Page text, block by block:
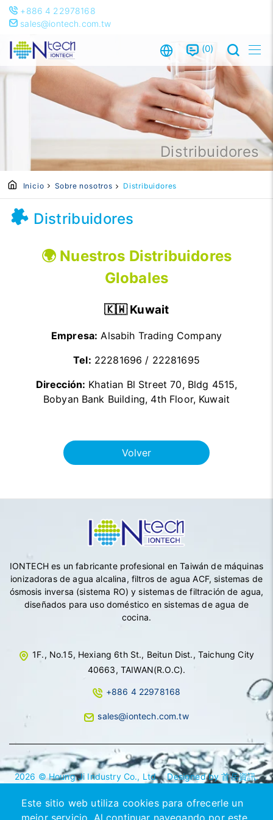
+886 4 22978168
sales@iontech.com.tw
0
Distribuidores
Inicio Sobre nosotros Distribuidores
Distribuidores
🌍 Nuestros Distribuidores
Globales
🇰🇼 Kuwait
Empresa: Alsabih Trading Company
Tel: 22281696 / 22281695
Dirección: Khatian Bl Street 70, Bldg 4515,
Bobyan Bank Building, 4th Floor, Kuwait
Volver
Este sitio web utiliza cookies para ofrecerle un
mejor servicio. Al continuar navegando por este
IONTECH es un fabricante profesional en Taiwán de máquinas
ionizadoras de agua alcalina, filtros de agua ACF, sistemas de
ósmosis inversa (sistema RO) y sistemas de filtración de agua,
diseñados para uso doméstico en sistemas de agua de
cocina.
1F., No.15, Hexiang 6th St., Beitun Dist., Taichung City
40663, TAIWAN(R.O.C).
+886 4 22978168
sales@iontech.com.tw
2026 © Houng Ji Industry Co., Ltd. Designed by首岳資訊.